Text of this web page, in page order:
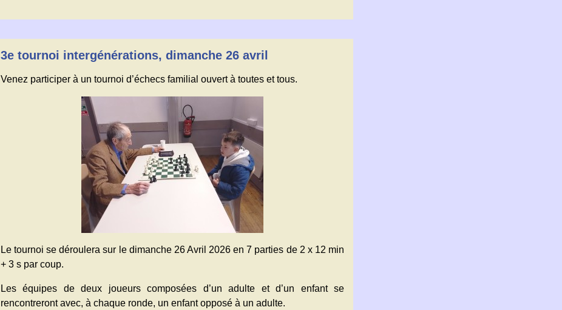
3e tournoi intergénérations, dimanche 26 avril
Venez participer à un tournoi d’échecs familial ouvert à toutes et tous.
Le tournoi se déroulera sur le dimanche 26 Avril 2026 en 7 parties de 2 x 12 min
+ 3 s par coup.
Les équipes de deux joueurs composées d’un adulte et d’un enfant se
rencontreront avec, à chaque ronde, un enfant opposé à un adulte.